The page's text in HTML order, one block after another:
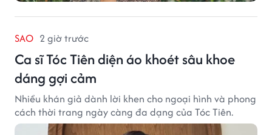
SAO 2 giờ trước
Ca sĩ Tóc Tiên diện áo khoét sâu khoe
dáng gợi cảm
Nhiều khán giả dành lời khen cho ngoại hình và phong
cách thời trang ngày càng đa dạng của Tóc Tiên.